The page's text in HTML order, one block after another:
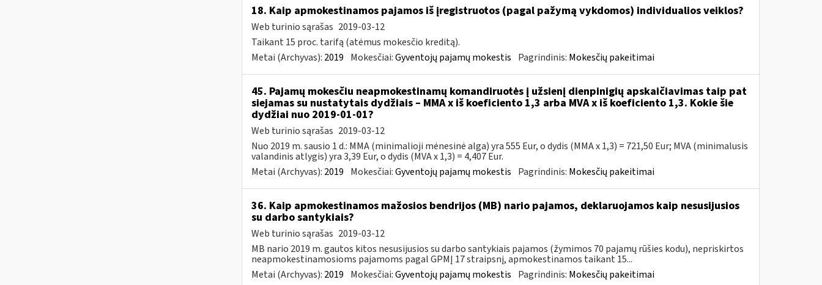
18. Kaip apmokestinamos pajamos iš įregistruotos (pagal pažymą vykdomos) individualios veiklos?
Web turinio sąrašas 2019-03-12
Taikant 15 proc. tarifą (atėmus mokesčio kreditą).
Metai (Archyvas): 2019 Mokesčiai:Gyventojų pajamų mokestis Pagrindinis: Mokesčių pakeitimai
45. Pajamų mokesčiu neapmokestinamų komandiruotės į užsienį dienpinigių apskaičiavimas taip pat
siejamas su nustatytais dydžiais – MMA x iš koeficiento 1,3 arba MVA x iš koeficiento 1,3. Kokie šie
dydžiai nuo 2019-01-01?
Web turinio sąrašas 2019-03-12
Nuo 2019 m. sausio 1 d.: MMA (minimalioji mėnesinė alga) yra 555 Eur, o dydis (MMA x 1,3) = 721,50 Eur; MVA (minimalusis
valandinis atlygis) yra 3,39 Eur, o dydis (MVA x 1,3) = 4,407 Eur.
Metai (Archyvas): 2019 Mokesčiai:Gyventojų pajamų mokestis Pagrindinis: Mokesčių pakeitimai
36. Kaip apmokestinamos mažosios bendrijos (MB) nario pajamos, deklaruojamos kaip nesusijusios
su darbo santykiais?
Web turinio sąrašas 2019-03-12
MB nario 2019 m. gautos kitos nesusijusios su darbo santykiais pajamos (žymimos 70 pajamų rūšies kodu), nepriskirtos
neapmokestinamosioms pajamoms pagal GPMĮ 17 straipsnį, apmokestinamos taikant 15...
Metai (Archyvas): 2019 Mokesčiai:Gyventojų pajamų mokestis Pagrindinis: Mokesčių pakeitimai